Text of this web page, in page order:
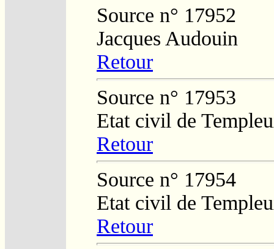
Source n° 17952
Jacques Audouin
Retour
Source n° 17953
Etat civil de
Retour
Source n° 17954
Etat civil de
Retour